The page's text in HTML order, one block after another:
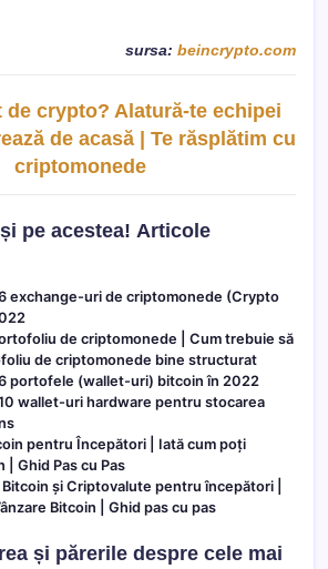
sursa: beincrypto.com
de crypto? Alatură-te echipei
de acasă | Te răsplătim cu
criptomonede
pe acestea! Articole
exchange-uri de criptomonede (Crypto
de criptomonede | Cum trebuie să
de criptomonede bine structurat
portofele (wallet-uri) bitcoin în 2022
wallet-uri hardware pentru stocarea
pentru Începători | Iată cum poți
| Ghid Pas cu Pas
și Criptovalute pentru începători |
Bitcoin | Ghid pas cu pas
și părerile despre cele mai